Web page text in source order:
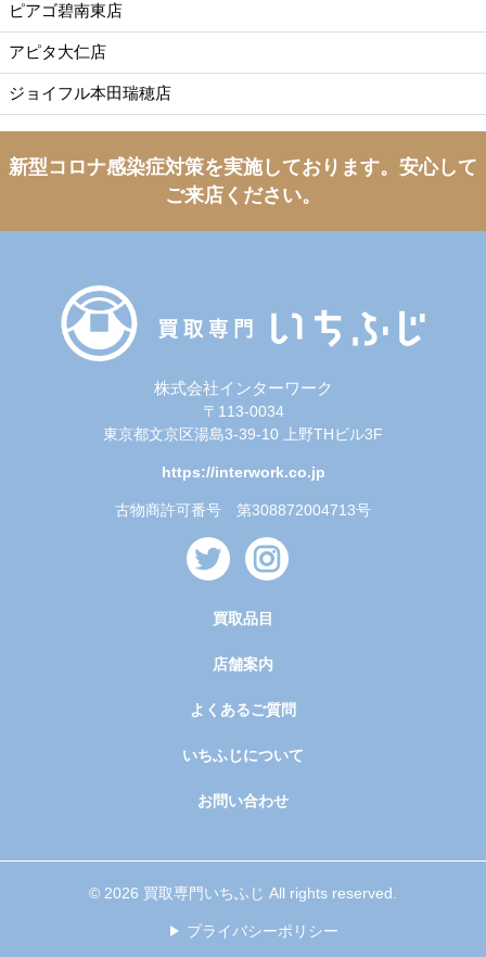
ピアゴ碧南東店
アピタ大仁店
ジョイフル本田瑞穂店
新型コロナ感染症対策を実施しております。 安心して
ご来店ください。
株式会社インターワーク
〒113-0034
東京都文京区湯島3-39-10 上野THビル3F
https://interwork.co.jp
古物商許可番号 第308872004713号
買取品目
店舗案内
よくあるご質問
いちふじについて
お問い合わせ
© 2026 買取専門いちふじ All rights reserved.
プライバシーポリシー